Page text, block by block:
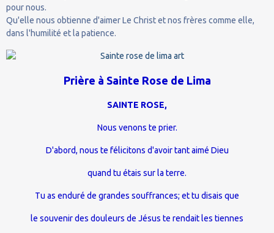
pour nous.
Qu'elle nous obtienne d'aimer Le Christ et nos frères comme elle,
dans l'humilité et la patience.
Prière à Sainte Rose de Lima
SAINTE ROSE,
Nous venons te prier.
D'abord, nous te félicitons d'avoir tant aimé Dieu
quand tu étais sur la terre.
Tu as enduré de grandes souffrances; et tu disais que
le souvenir des douleurs de Jésus te rendait les tiennes